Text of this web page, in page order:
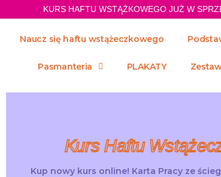
KURS HAFTU WSTĄŻKOWEGO JUŻ W
Naucz się haftu wstążeczkowego
Pasmanteria PLAKATY
Kurs Haftu
Kup nowy kurs online! Karta Pracy ze